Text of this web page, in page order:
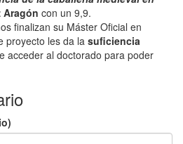
Aragón con un 9,9.
finalizan su Máster Oficial en
proyecto les da la suficiencia
acceder al doctorado para poder